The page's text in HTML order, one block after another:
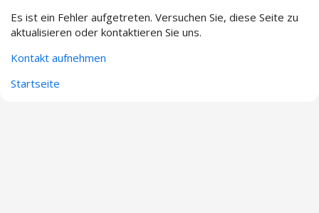
Es ist ein Fehler aufgetreten. Versuchen Sie, diese Seite zu
aktualisieren oder kontaktieren Sie uns.
Kontakt aufnehmen
Startseite